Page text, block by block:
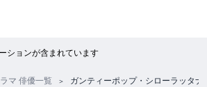
ションが含まれています
マ 俳優一覧 ガンティーポップ・シローラッタ